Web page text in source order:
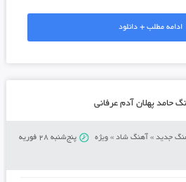
ادامه مطلب + دانلود
حامد پهلان آدم عرفانی
جدید» آهنگ شاد» ویژه
پنج‌شنبه 28 فوریه